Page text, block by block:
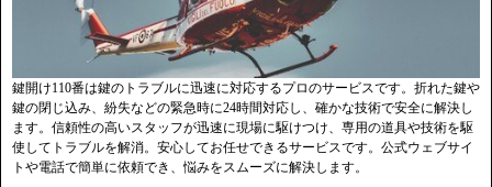
鍵開け110番は鍵のトラブルに迅速に対応するプロのサービスです。折れた鍵や
鍵の閉じ込み、紛失などの緊急時に24時間対応し、確かな技術で安全に解決し
ます。信頼性の高いスタッフが迅速に現場に駆けつけ、専用の道具や技術を駆
使してトラブルを解消。安心してお任せできるサービスです。公式ウェブサイ
トや電話で簡単に依頼でき、悩みをスムーズに解決します。